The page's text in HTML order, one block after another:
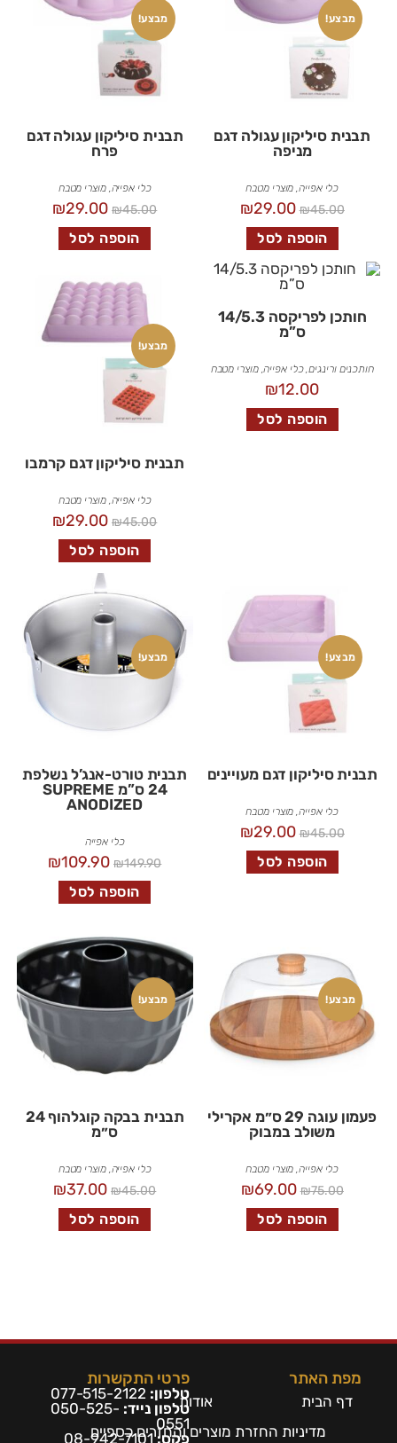
מבצע!
תבנית סיליקון עגולה דגם
מניפה
כלי אפייה, מוצרי מטבח
₪45.00
₪29.00
הוספה לסל
מבצע!
תבנית סיליקון עגולה דגם
פרח
כלי אפייה,מוצרי מטבח
₪45.00
₪29.00
הוספה לסל
חותכן לפריקסה 14/5.3
ס”מ
חותכנים ורינגים,כלי אפייה,מוצרי מטבח
₪12.00
הוספה לסל
מבצע!
תבנית סיליקון דגם קרמבו
כלי אפייה ,מוצרי מטבח
₪45.00
₪29.00
הוספה לסל
מבצע!
תבנית סיליקון דגם מעויינים
כלי אפייה, מוצרי מטבח
₪45.00
₪29.00
הוספה לסל
מבצע!
תבנית טורט-אנג’ל נשלפת
24 ס”מ SUPREME
ANODIZED
כלי אפייה
₪149.90
₪109.90
הוספה לסל
מבצע!
פעמון עוגה 29 ס״מ אקרילי
משולב במבוק
כלי אפייה, מוצרי מטבח
₪75.00
₪69.00
הוספה לסל
מבצע!
תבנית בבקה קוגלהוף 24
ס״מ
כלי אפייה,מוצרי מטבח
₪45.00
₪37.00
הוספה לסל
מפת האתר
דף הבית
אודות
מדיניות החזרת מוצרים והחזרים כספיים
פרטי התקשרות
טלפון: 077-515-2122
טלפון נייד: 050-525-
0551
פקס:08-942-7101